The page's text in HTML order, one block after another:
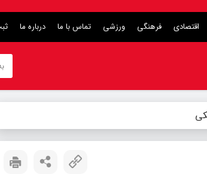
اقتصادی فرهنگی ورزشی تماس با ما درباره ما